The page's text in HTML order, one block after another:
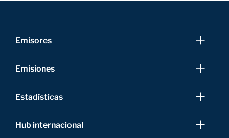
Emisores
Emisiones
Estadísticas
Hub internacional